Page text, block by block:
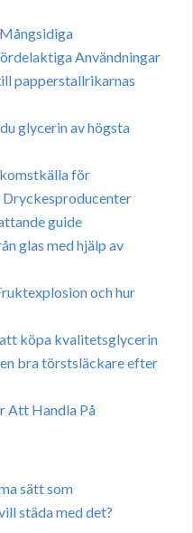
Användningar
papperstallrikarnas
glycerin av högsta
för
guide
glas med hjälp av
och hur
köpa kvalitetsglycerin
bra törstsläckare efter
Att Handla På
sätt som
städa med det?